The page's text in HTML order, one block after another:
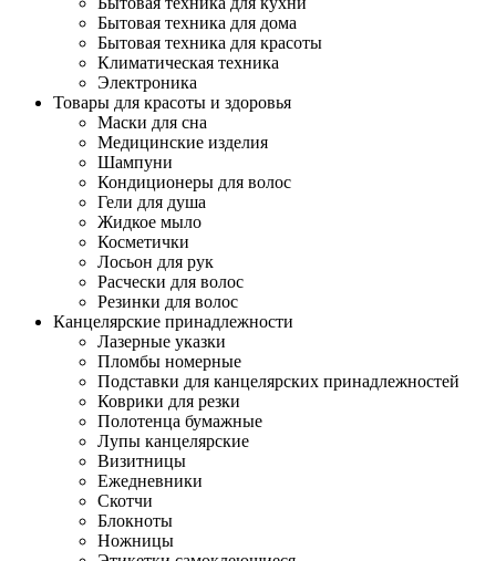
Бытовая техника для дома
Бытовая техника для красоты
Климатическая техника
Электроника
Товары для красоты и здоровья
Маски для сна
Медицинские изделия
Шампуни
Кондиционеры для волос
Гели для душа
Жидкое мыло
Косметички
Лосьон для рук
Расчески для волос
Резинки для волос
Канцелярские принадлежности
Лазерные указки
Пломбы номерные
Подставки для канцелярских принадлежностей
Коврики для резки
Полотенца бумажные
Лупы канцелярские
Визитницы
Ежедневники
Скотчи
Блокноты
Ножницы